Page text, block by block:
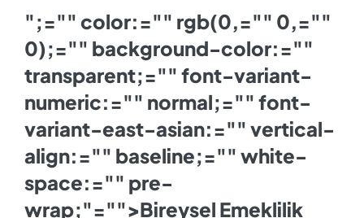
";="" color:="" rgb(0,="" 0,=""
0);="" background-color:=""
transparent;="" font-variant-
numeric:="" normal;="" font-
variant-east-asian:="" vertical-
align:="" baseline;="" white-
space:="" pre-
wrap;"="">Bireysel Emeklilik